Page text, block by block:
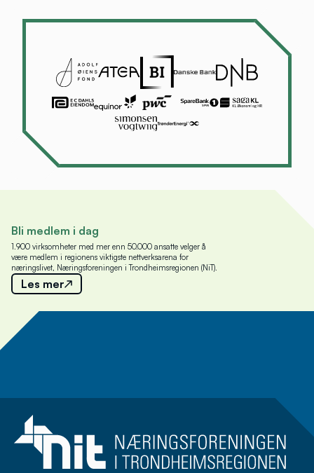
Bli medlem i dag
1.900 virksomheter med mer enn 50.000 ansatte velger å
være medlem i regionens viktigste nettverksarena for
næringslivet, Næringsforeningen i Trondheimsregionen (NiT).
Les mer